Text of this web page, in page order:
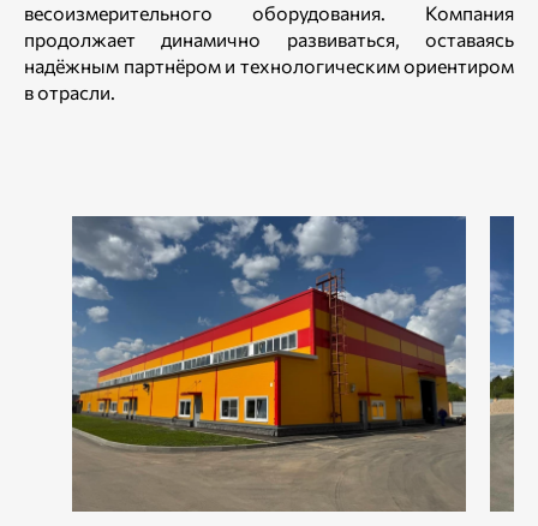
весоизмерительного оборудования. Компания
продолжает динамично развиваться, оставаясь
надёжным партнёром и технологическим ориентиром
в отрасли.